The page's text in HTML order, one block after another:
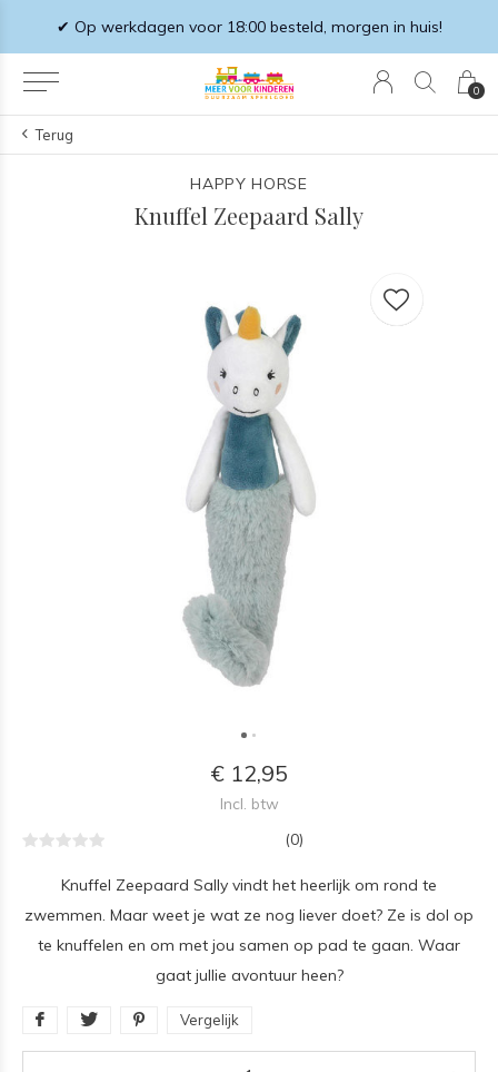
0
✔ Op werkdagen voor 18:00 besteld, morgen in huis!
Terug
HAPPY HORSE
Knuffel Zeepaard Sally
€ 12,95
Incl. btw
(0)
Knuffel Zeepaard Sally vindt het heerlijk om rond te
zwemmen. Maar weet je wat ze nog liever doet? Ze is dol op
te knuffelen en om met jou samen op pad te gaan. Waar
gaat jullie avontuur heen?
Vergelijk